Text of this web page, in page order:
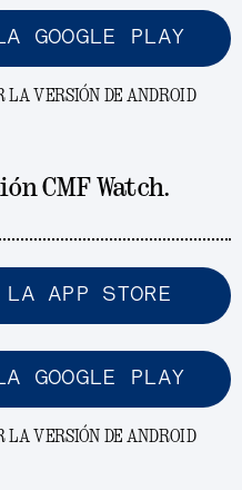
GOOGLE PLAY
LA VERSIÓN DE ANDROID
CMF Watch.
LA APP STORE
GOOGLE PLAY
LA VERSIÓN DE ANDROID